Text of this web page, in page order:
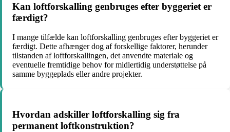
Kan loftforskalling genbruges efter byggeriet er
færdigt?
I mange tilfælde kan loftforskalling genbruges efter byggeriet er
færdigt. Dette afhænger dog af forskellige faktorer, herunder
tilstanden af loftforskallingen, det anvendte materiale og
eventuelle fremtidige behov for midlertidig understøttelse på
samme byggeplads eller andre projekter.
Hvordan adskiller loftforskalling sig fra
permanent loftkonstruktion?